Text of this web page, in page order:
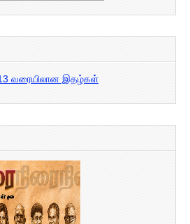
வரையிலான இதழ்கள்